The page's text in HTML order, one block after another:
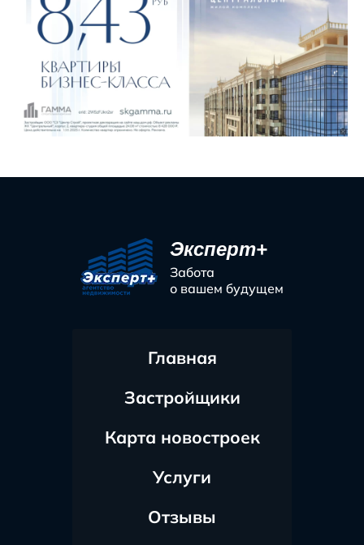
Эксперт+
Забота
о вашем будущем
Главная
Застройщики
Карта новостроек
Услуги
Отзывы